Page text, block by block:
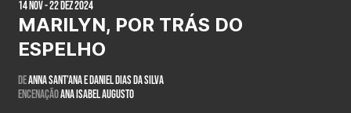
14 Nov - 22 Dez 2024
MARILYN, POR TRÁS DO
ESPELHO
DEAnna Sant’ana e Daniel Dias da Silva
EncenaçãoAna Isabel Augusto